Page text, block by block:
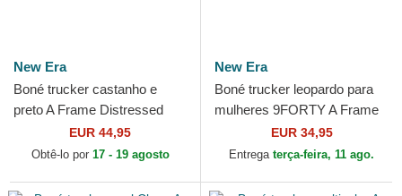
New Era
Boné trucker castanho e
preto A Frame Distressed
Cord da Red Bull Racing
Formula 1 da New Era
EUR 44,95
Obtê-lo por 17 - 19 agosto
New Era
Boné trucker leopardo para
mulheres 9FORTY A Frame
M-Crown da New Era
EUR 34,95
Entrega terça-feira, 11 ago.